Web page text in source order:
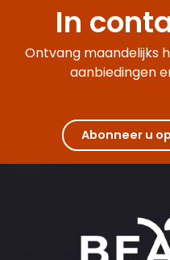
In
Ontvang maandelijks
aanbiedingen
Abonneer u